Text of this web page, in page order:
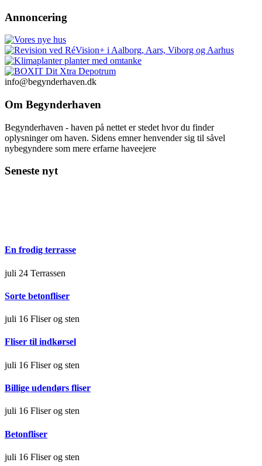
Annoncering
info@begynderhaven.dk
Om Begynderhaven
Begynderhaven - haven på nettet er stedet hvor du finder
oplysninger om haven. Sidens emner henvender sig til såvel
nybegyndere som mere erfarne haveejere
Seneste nyt
En frodig terrasse
juli 24 Terrassen
Sorte betonfliser
juli 16 Fliser og sten
Fliser til indkørsel
juli 16 Fliser og sten
Billige udendørs fliser
juli 16 Fliser og sten
Betonfliser
juli 16 Fliser og sten